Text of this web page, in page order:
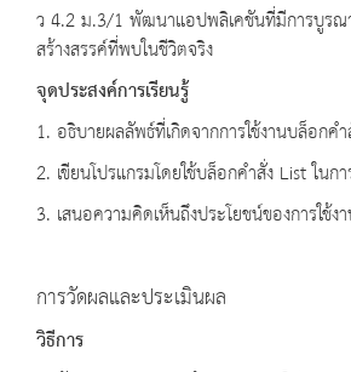
ว 4.2 ม.3/1 พัฒนาแอปพลิเคชันที่มีการบูรณ
สร้างสรรค์ที่พบในชี
จุดประสงค์การเรียนรู้
1. อธิบายผลลัพธ์ที่เกิดจากการใช้งานบล็อกค
2. เขียนโปรแกรมโดยใช้บล็อกคำสั่ง List ในก
3. เสนอความคิดเห็นถึงประโยชน์ของการใช้
การวัดผลและประเมินผล
วิธีการ